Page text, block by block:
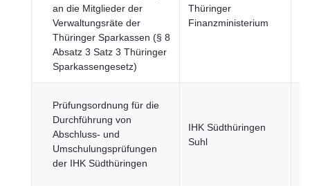
an die Mitglieder der
Verwaltungsräte der
Thüringer Sparkassen (§ 8
Absatz 3 Satz 3 Thüringer
Sparkassengesetz)
Thüringer
Finanzministerium
Prüfungsordnung für die
Durchführung von
Abschluss- und
Umschulungsprüfungen
der IHK Südthüringen
IHK Südthüringen
Suhl